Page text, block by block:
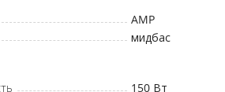
OEM-разъёмы BMW – надёжная и
без дополнительных адаптеров.
дБ – эффективная отдача баса при
на штатную систему усиления.
AMP
мидбас
150 Вт